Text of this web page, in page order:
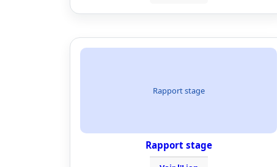
Rapport stage
Rapport stage